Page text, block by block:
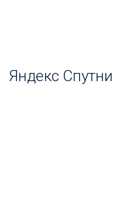
Яндекс